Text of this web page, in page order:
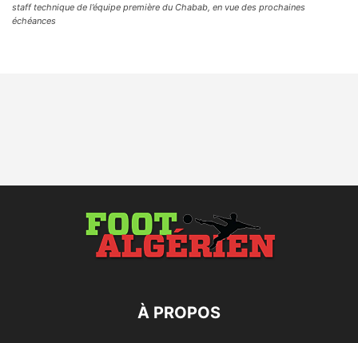
staff technique de l’équipe première du Chabab, en vue des prochaines
échéances
À PROPOS